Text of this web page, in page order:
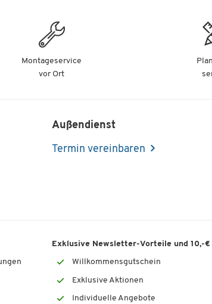
Montageservice
vor Ort
Außendienst
Termin vereinbaren
Exklusive Newsletter-Vorteile und 10,-
Willkommensgutschein
Exklusive Aktionen
Individuelle Angebote